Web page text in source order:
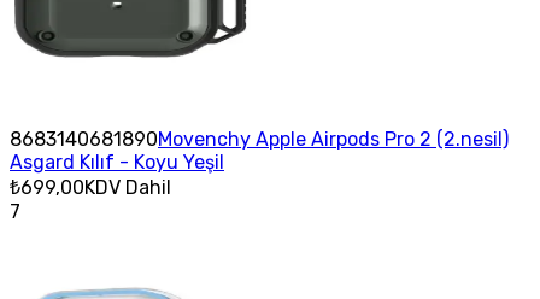
8683140681890Movenchy Apple Airpods Pro 2 (2.nesil)
Asgard Kılıf - Koyu Yeşil
₺699,00KDV Dahil
7